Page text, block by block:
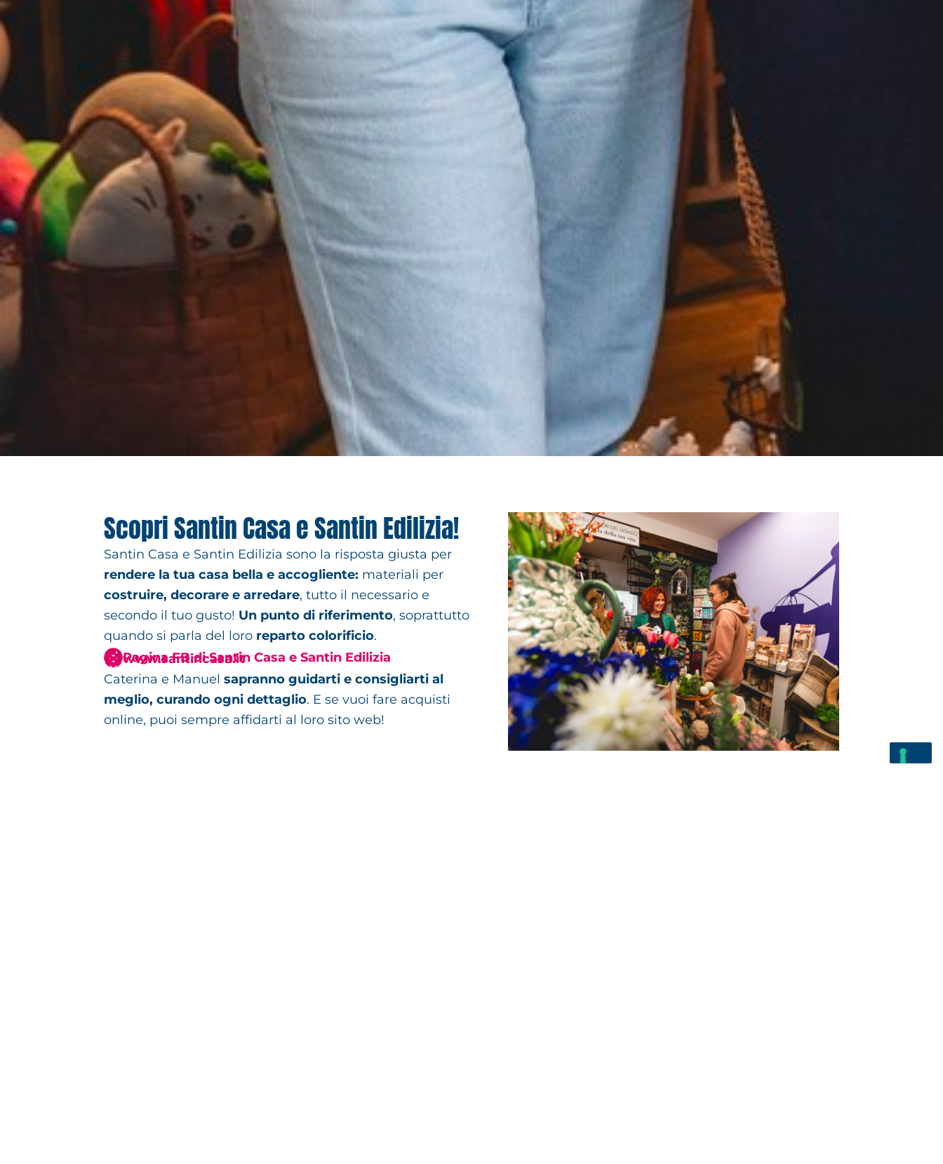
Scopri Santin Casa e Santin Edilizia!
Santin Casa e Santin Edilizia sono la risposta giusta per
rendere la tua casa bella e accogliente: materiali per
costruire, decorare e arredare, tutto il necessario e
secondo il tuo gusto! Un punto di riferimento, soprattutto
quando si parla del loro reparto colorificio.
Pagina FB di Santin Casa e Santin Edilizia
www.santincasa.it
Caterina e Manuel sapranno guidarti e consigliarti al
meglio, curando ogni dettaglio. E se vuoi fare acquisti
online, puoi sempre affidarti al loro sito web!